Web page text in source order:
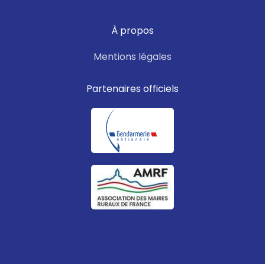
À propos
Mentions légales
Partenaires officiels